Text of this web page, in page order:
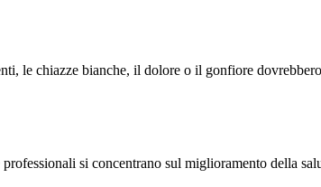
le chiazze bianche, il dolore o il gonfiore
si concentrano sul miglioramento della